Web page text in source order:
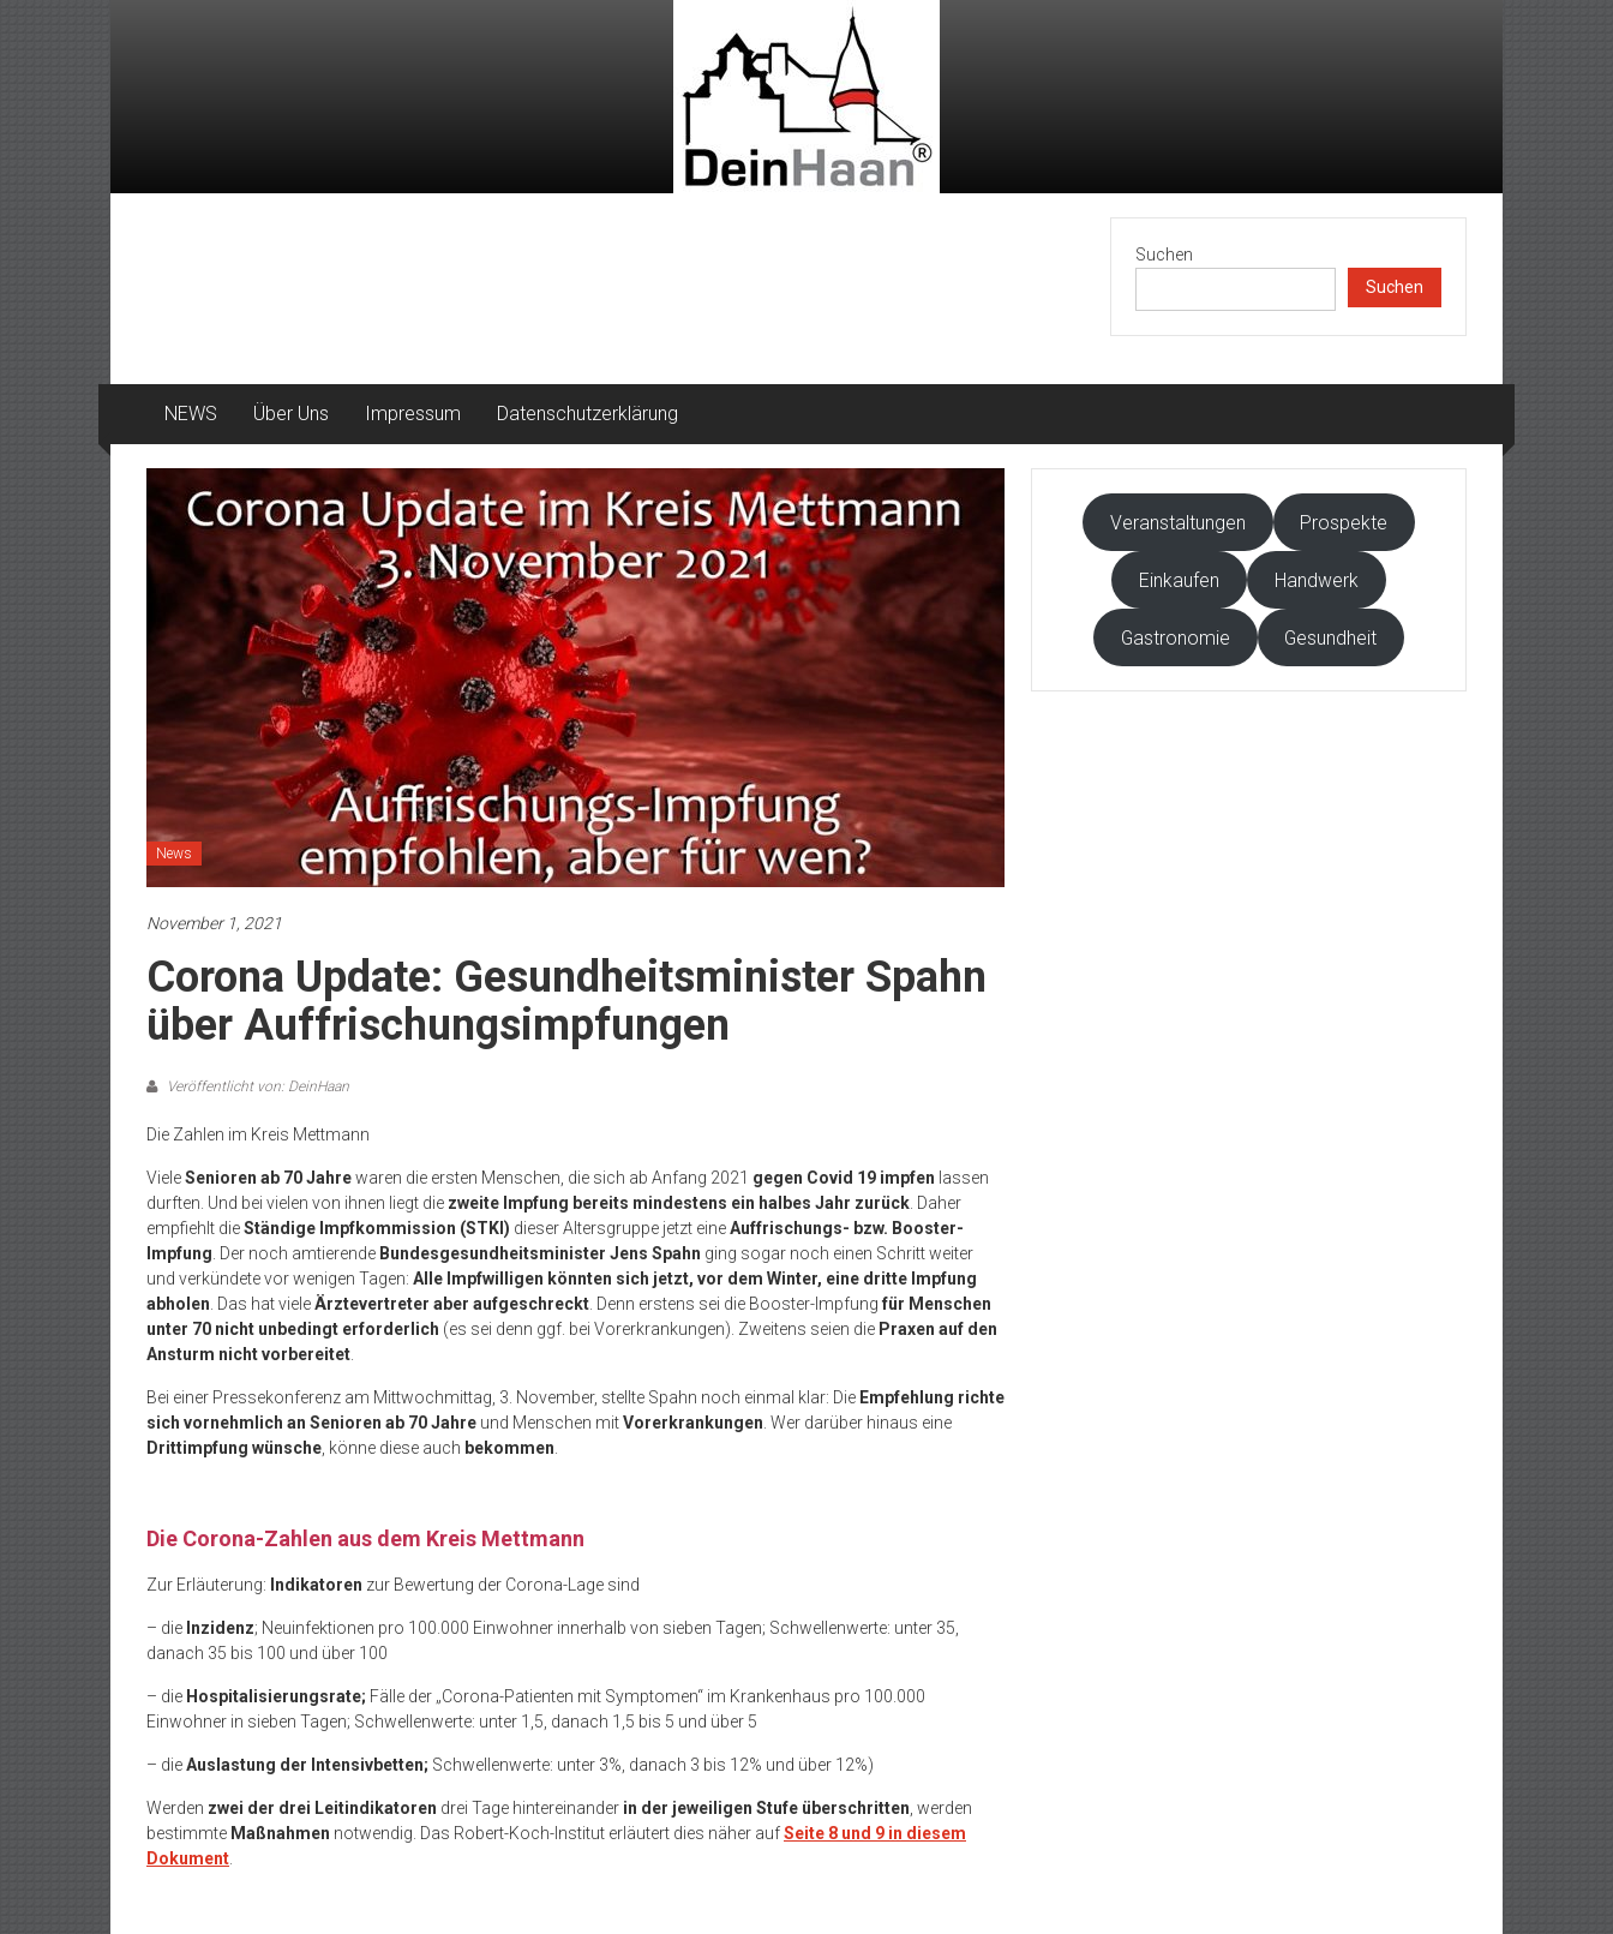
Suchen
Suchen
NEWS Über Uns Impressum Datenschutzerklärung
News
November 1, 2021
Corona Update: Gesundheitsminister Spahn
über Auffrischungsimpfungen
Veröffentlicht von: DeinHaan
Die Zahlen im Kreis Mettmann
VieleSenioren ab 70 Jahrewaren die ersten Menschen, die sich ab Anfang 2021 gegen Covid 19 impfen lassen
durften. Und bei vielen von ihnen liegt die zweite Impfung bereits mindestens ein halbes Jahr zurück . Daher
empfiehlt dieStändige Impfkommission (STKI) dieser Altersgruppe jetzt eineAuffrischungs- bzw. Booster-
Impfung . Der noch amtierende Bundesgesundheitsminister Jens Spahn ging sogar noch einen Schritt weiter
und verkündete vor wenigen Tagen: Alle Impfwilligen könnten sich jetzt, vor dem Winter, eine dritte Impfung
abholen . Das hat vieleÄrztevertreter aber aufgeschreckt . Denn erstens sei die Booster-Impfung für Menschen
unter 70 nicht unbedingt erforderlich (es sei denn ggf. bei Vorerkrankungen). Zweitens seien die Praxen auf den
Ansturm nicht vorbereitet
Bei einer Pressekonferenz am Mittwochmittag, 3. November, stellte Spahn noch einmal klar: Die Empfehlung richte
sich vornehmlich an Senioren ab 70 Jahre und Menschen mitVorerkrankungen . Wer darüber hinaus eine
Drittimpfung wünsche , könne diese auch bekommen
Die Corona-Zahlen aus dem Kreis Mettmann
Zur Erläuterung: Indikatoren zur Bewertung der Corona-Lage sind
– die Inzidenz; Neuinfektionen pro 100.000 Einwohner innerhalb von sieben Tagen; Schwellenwerte: unter 35,
danach 35 bis 100 und über 100
– die Hospitalisierungsrate; Fälle der „Corona-Patienten mit Symptomen“ im Krankenhaus pro 100.000
Einwohner in sieben Tagen; Schwellenwerte: unter 1,5, danach 1,5 bis 5 und über 5
– dieAuslastung der Intensivbetten; Schwellenwerte: unter 3%, danach 3 bis 12% und über 12%)
Werden zwei der drei Leitindikatoren drei Tage hintereinander in der jeweiligen Stufe überschritten , werden
bestimmte Maßnahmen notwendig. Das Robert-Koch-Institut erläutert dies näher aufSeite 8 und 9 in diesem
Dokument
Veranstaltungen Prospekte
Einkaufen Handwerk
Gastronomie Gesundheit